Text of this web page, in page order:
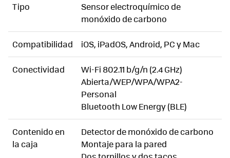
Tipo
Sensor electroquímico de
monóxido de carbono
Compatibilidad iOS, iPadOS, Android, PC y Mac
Conectividad
Wi-Fi 802.11 b/g/n (2.4 GHz)
Abierta/WEP/WPA/WPA2-
Personal
Bluetooth Low Energy (BLE)
Contenido en
la caja
Detector de monóxido de carbono
Montaje para la pared